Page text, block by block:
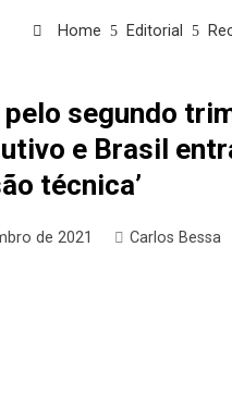
Home Editorial
pelo segundo
e Brasil
técnica’
de 2021 Carlos Bessa